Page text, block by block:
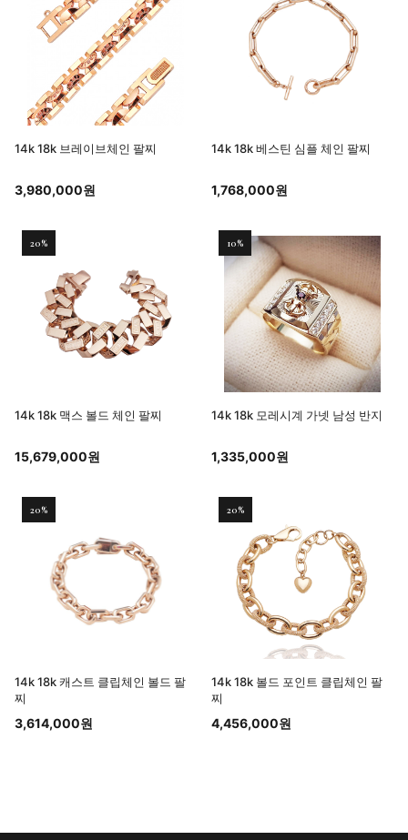
14k 18k 브레이브체인 팔찌
3,980,000원
14k 18k 베스틴 심플 체인 팔찌
1,768,000원
14k 18k 맥스 볼드 체인 팔찌
20%
15,679,000원
14k 18k 모레시계 가넷 남성 반지
10%
1,335,000원
14k 18k 캐스트 클립체인 볼드 팔
찌
20%
3,614,000원
14k 18k 볼드 포인트 클립체인 팔
찌
20%
4,456,000원